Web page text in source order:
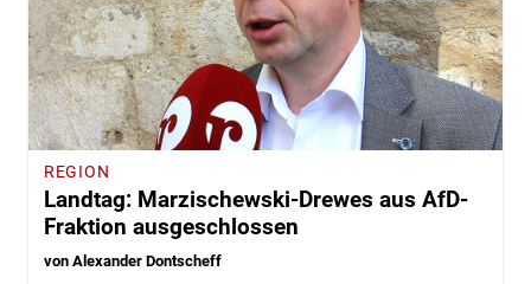
REGION
Landtag: Marzischewski-Drewes aus AfD-
Fraktion ausgeschlossen
von Alexander Dontscheff